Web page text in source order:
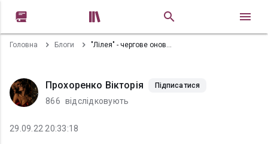
 
Головна Блоги "Лілея" - чергове оновлення,та про що власне книга
Прохоренко Вікторія Підписатися
866 відслідковують
29.09.22 20:33:18